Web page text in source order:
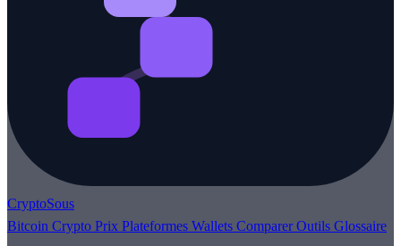
CryptoSous
Bitcoin Crypto Prix Plateformes Wallets ComparerOutils Glossaire